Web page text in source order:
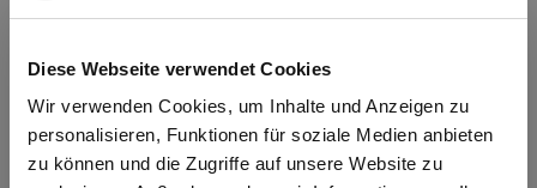
Diese Webseite verwendet Cookies
Wir verwenden Cookies, um Inhalte und Anzeigen zu
personalisieren, Funktionen für soziale Medien anbieten
zu können und die Zugriffe auf unsere Website zu